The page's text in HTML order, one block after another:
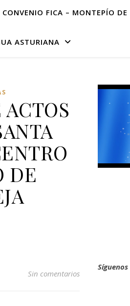
CONVENIO FICA – MONTEPÍO
ASTURIANA
DE
Sin comentarios